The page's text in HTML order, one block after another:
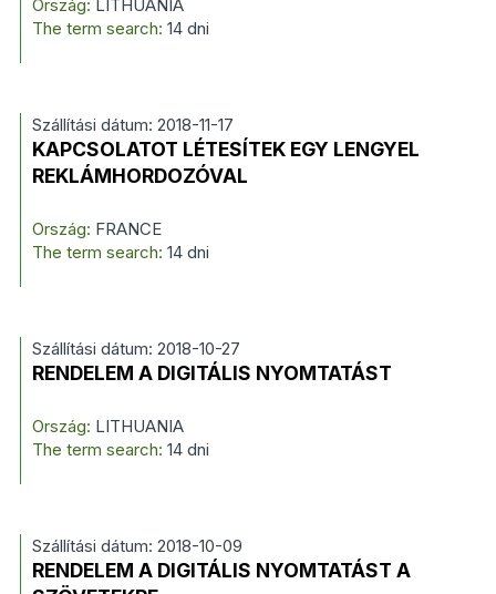
Ország: LITHUANIA
The term search: 14 dni
Szállítási dátum: 2018-11-17
KAPCSOLATOT LÉTESÍTEK EGY LENGYEL
REKLÁMHORDOZÓVAL
Ország: FRANCE
The term search: 14 dni
Szállítási dátum: 2018-10-27
RENDELEM A DIGITÁLIS NYOMTATÁST
Ország: LITHUANIA
The term search: 14 dni
Szállítási dátum: 2018-10-09
RENDELEM A DIGITÁLIS NYOMTATÁST A